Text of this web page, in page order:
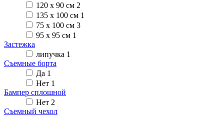
120 х 90 см 2
135 х 100 см 1
75 х 100 см 3
95 х 95 см 1
Застежка
липучка 1
Съемные борта
Да 1
Нет 1
Бампер сплошной
Нет 2
Съемный чехол